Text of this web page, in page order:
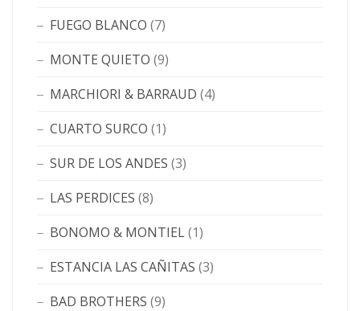
FUEGO BLANCO (7)
MONTE QUIETO (9)
MARCHIORI & BARRAUD (4)
CUARTO SURCO (1)
SUR DE LOS ANDES (3)
LAS PERDICES (8)
BONOMO & MONTIEL(1)
ESTANCIA LAS CAÑITAS (3)
BAD BROTHERS (9)